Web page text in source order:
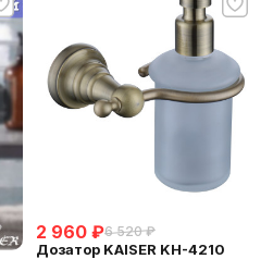
2 960 ₽6 520 ₽
Дозатор KAISER KH-4210